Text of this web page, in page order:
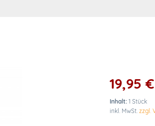
19,95
Inhalt:1 Stück
inkl. MwSt.zzgl.